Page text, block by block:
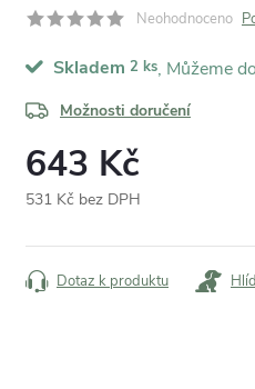
Neohodnoceno
Skladem 2 ks
Možnosti doručení
643 Kč
531 Kč bez DPH
cena:
Dotaz k produktu